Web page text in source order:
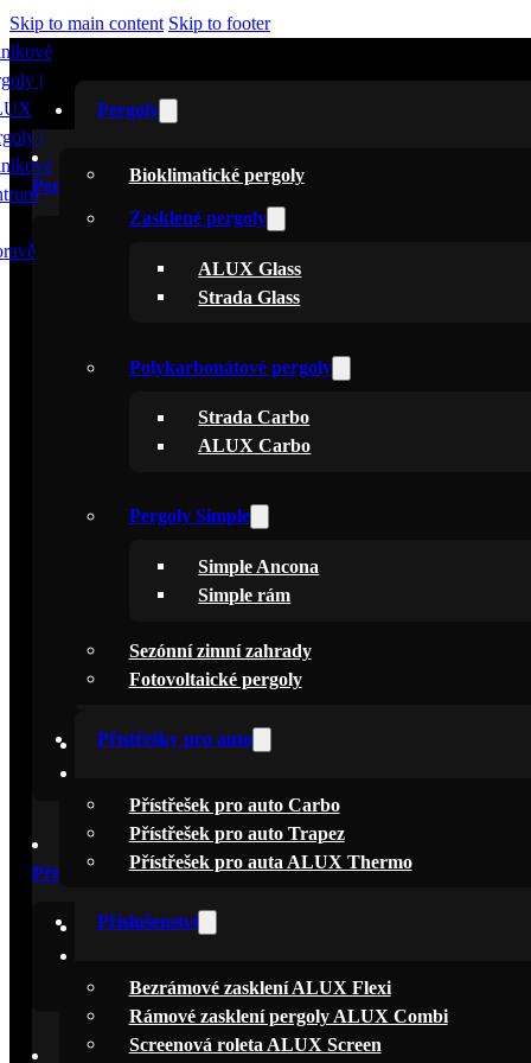
Skip to main content Skip to footer
Pergoly
Bioklimatické pergoly
Zasklené pergoly
ALUX Glass
Strada Glass
Polykarbonátové pergoly
Strada Carbo
ALUX Carbo
Pergoly Simple
Simple Ancona
Simple rám
Sezónní zimní zahrady
Fotovoltaické pergoly
Přístřešky pro auto
Přístřešek pro auto Carbo
Přístřešek pro auto Trapez
Přístřešek pro auta ALUX Thermo
Příslušenství
Bezrámové zasklení ALUX Flexi
Rámové zasklení pergoly ALUX Combi
Screenová roleta ALUX Screen
Pergoly
Zasklené pergoly
Strada Glass
ALUX Carbo
Pergoly Simple
Simple Fix
Simple rám
Sezónní zimní zahrady
Přístřešky pro auto
Přístřešek pro auto Carbo
Přístřešek pro auta ALUX Thermo